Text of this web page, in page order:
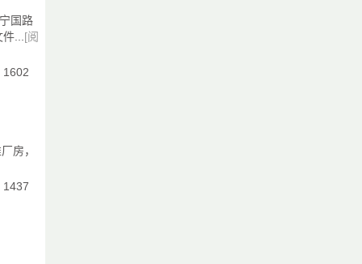
国路
... [阅
1602
房，
1437